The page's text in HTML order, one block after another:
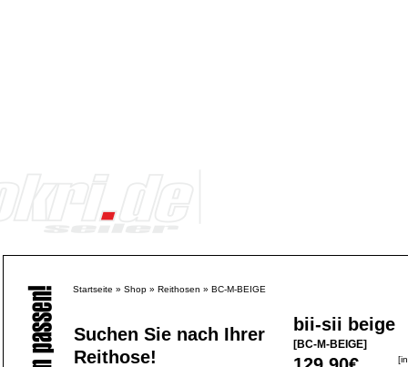
Startseite » Shop » Reithosen » BC-M-BEIGE
Suchen Sie nach Ihrer
Reithose!
bii-sii beige
[BC-M-BEIGE]